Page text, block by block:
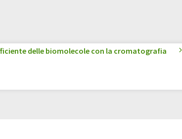
delle biomolecole con la cromatografia